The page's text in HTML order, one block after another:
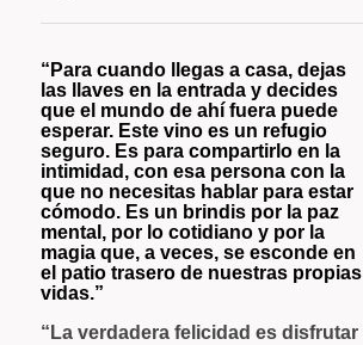
“Para cuando llegas a casa, dejas
las llaves en la entrada y decides
que el mundo de ahí fuera puede
esperar. Este vino es un refugio
seguro. Es para compartirlo en la
intimidad, con esa persona con la
que no necesitas hablar para estar
cómodo. Es un brindis por la paz
mental, por lo cotidiano y por la
magia que, a veces, se esconde en
el patio trasero de nuestras propias
vidas.”
“La verdadera felicidad es disfrutar